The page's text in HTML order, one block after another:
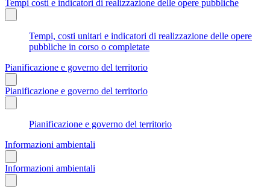
Tempi costi e indicatori di realizzazione delle opere pubbliche
Tempi, costi unitari e indicatori di realizzazione delle opere
pubbliche in corso o completate
Pianificazione e governo del territorio
Pianificazione e governo del territorio
Pianificazione e governo del territorio
Informazioni ambientali
Informazioni ambientali